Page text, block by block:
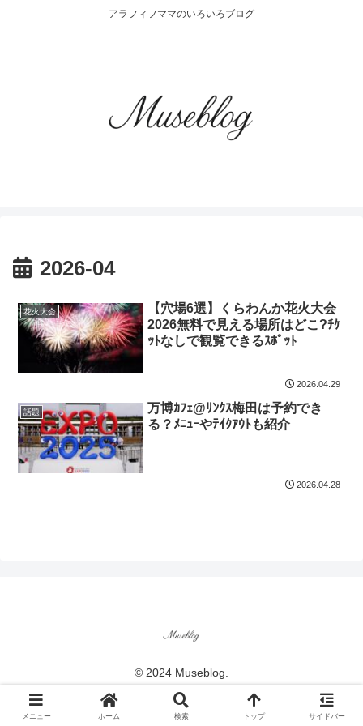
アラフィフママのいろいろブログ
2026-04
花火大会
【穴場6選】くらわんか花火大会
2026無料で見える場所はどこ?ﾁｹ
ｯﾄなしで観覧できるｽﾎﾟｯﾄ
2026.04.29
話題
万博ｶﾌｪ@ﾘﾝｸｽ梅田は予約でき
る？ﾒﾆｭｰやﾃｲｸｱｳﾄも紹介
2026.04.28
© 2024 Museblog.
メニュー ホーム 検索 トップ サイドバー